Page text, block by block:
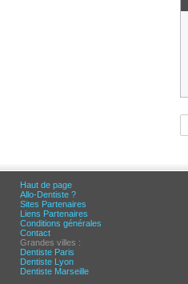
Haut de page
Allo-Dentiste ?
Sites Partenaires
Liens Partenaires
Conditions générales
Contact
Grandes villes :
Dentiste Paris
Dentiste Lyon
Dentiste Marseille